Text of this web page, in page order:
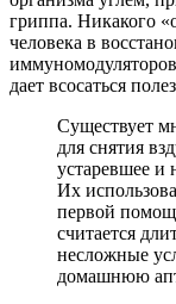
гриппа. Никакого
человека в
дает всосаться
Существует
для снятия
устаревшее и
Их
первой
считается
несложные
домашнюю